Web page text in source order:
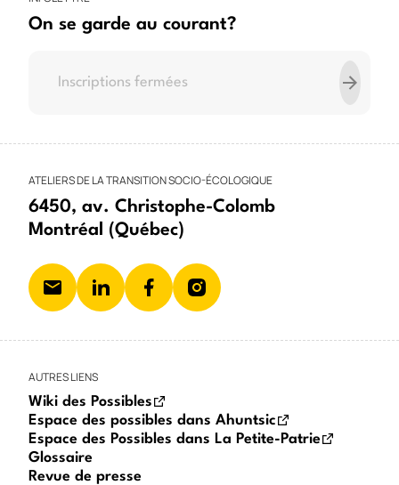
On se garde au courant?
ATELIERS DE LA TRANSITION SOCIO-ÉCOLOGIQUE
6450, av. Christophe-Colomb
Montréal (Québec)
AUTRES LIENS
Wiki des Possibles
Espace des possibles dans Ahuntsic
Espace des Possibles dans La Petite-Patrie
Glossaire
Revue de presse